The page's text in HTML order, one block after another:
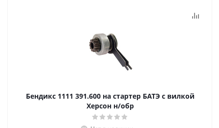
Бендикс 1111 391.600 на стартер БАТЭ с вилкой
Херсон н/обр